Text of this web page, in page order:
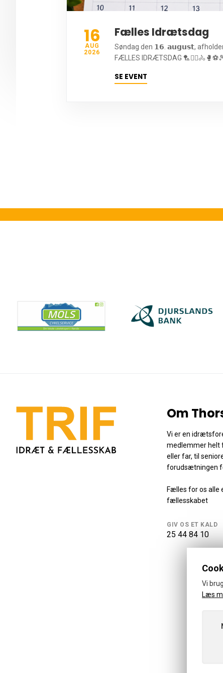
16
AUG
2026
Fælles Idrætsdag
Søndag den 𝟭𝟲. 𝗮𝘂𝗴𝘂𝘀𝘁,
FÆLLES IDRÆTSDAG
SE EVENT
Om
Vi er en
medlemmer helt
eller far, til
forudsætningen
Fælles for os alle
fællesskabet
GIV OS ET KALD
25 44 84 10
Vi
Læs